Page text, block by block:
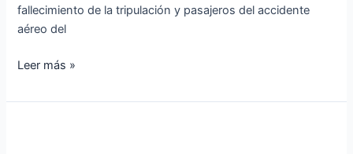
fallecimiento de la tripulación y pasajeros del accidente
aéreo del
Leer más »